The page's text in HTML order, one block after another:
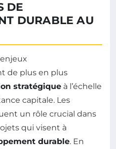
DE
DURABLE AU
de plus en plus
stratégique à l’échelle
capitale. Les
un rôle crucial dans
qui visent à
durable. En